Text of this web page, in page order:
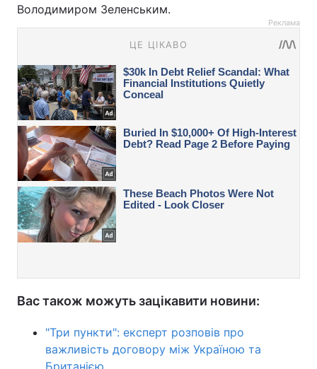
Володимиром Зеленським.
Реклама
Вас також можуть зацікавити новини:
"Три пункти": експерт розповів про
важливість договору між Україною та
Британією